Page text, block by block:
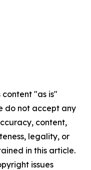
content "as is"
do not accept any
content,
legality, or
in this article.
issues